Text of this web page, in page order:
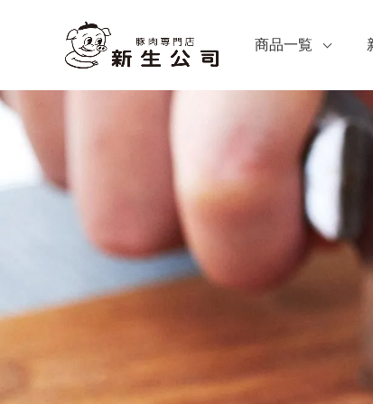
商品一覧